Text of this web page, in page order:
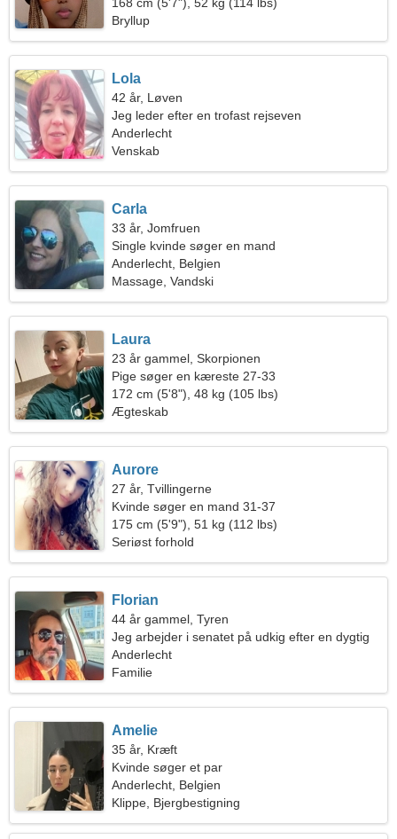
Bryllup
Lola
42 år, Løven
Jeg leder efter en trofast rejseven
Anderlecht
Venskab
Carla
33 år, Jomfruen
Single kvinde søger en mand
Anderlecht, Belgien
Massage, Vandski
Laura
23 år gammel, Skorpionen
Pige søger en kæreste 27-33
172 cm (5'8"), 48 kg (105 lbs)
Ægteskab
Aurore
27 år, Tvillingerne
Kvinde søger en mand 31-37
175 cm (5'9"), 51 kg (112 lbs)
Seriøst forhold
Florian
44 år gammel, Tyren
Jeg arbejder i senatet på udkig efter en dygtig
kvinde
Anderlecht
Familie
Amelie
35 år, Kræft
Kvinde søger et par
Anderlecht, Belgien
Klippe, Bjergbestigning